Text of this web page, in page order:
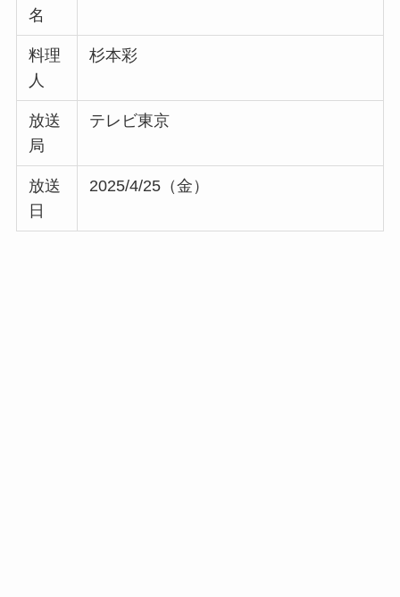
名
料理
人
杉本彩
放送
局
テレビ東京
放送
日
2025/4/25（金）